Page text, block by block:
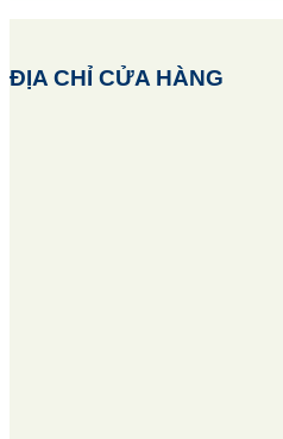
ĐỊA CHỈ CỬA HÀNG